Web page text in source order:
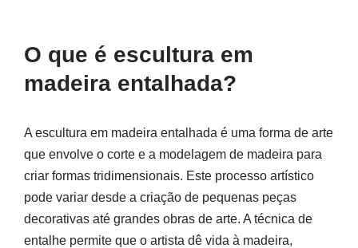
O que é escultura em
madeira entalhada?
A escultura em madeira entalhada é uma forma de arte
que envolve o corte e a modelagem de madeira para
criar formas tridimensionais. Este processo artístico
pode variar desde a criação de pequenas peças
decorativas até grandes obras de arte. A técnica de
entalhe permite que o artista dê vida à madeira,